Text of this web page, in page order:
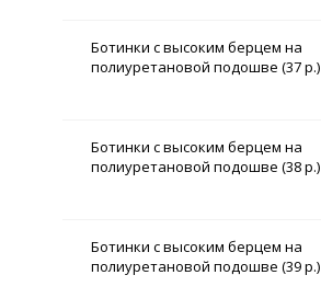
Ботинки с высоким берцем на
полиуретановой подошве (37 р.)
Ботинки с высоким берцем на
полиуретановой подошве (38 р.)
Ботинки с высоким берцем на
полиуретановой подошве (39 р.)